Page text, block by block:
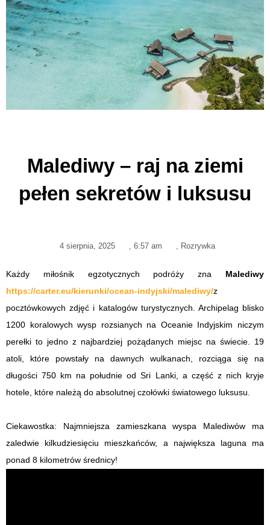
Malediwy – raj na ziemi
pełen sekretów i luksusu
4 sierpnia, 2025 6:57 am Rozrywka
Każdy miłośnik egzotycznych podróży zna Malediwy
https://carter.eu/kierunki/ocean-indyjski/malediwy/z
pocztówkowych zdjęć i katalogów turystycznych. Archipelag blisko
1200 koralowych wysp rozsianych na Oceanie Indyjskim niczym
perełki to jedno z najbardziej pożądanych miejsc na świecie. 19
atoli, które powstały na dawnych wulkanach, rozciąga się na
długości 750 km na południe od Sri Lanki, a część z nich kryje
hotele, które należą do absolutnej czołówki światowego luksusu.
Ciekawostka: Najmniejsza zamieszkana wyspa Malediwów ma
zaledwie kilkudziesięciu mieszkańców, a największa laguna ma
ponad 8 kilometrów średnicy!